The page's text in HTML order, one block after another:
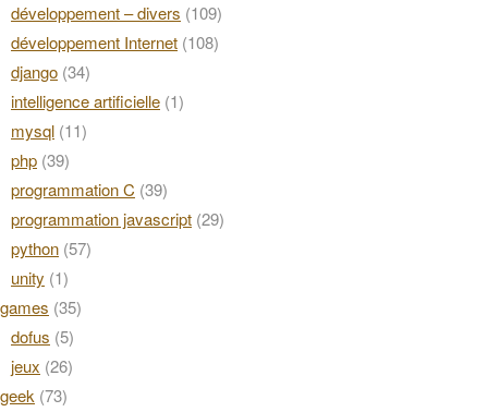
développement – divers (109)
développement Internet (108)
django (34)
intelligence artificielle (1)
mysql (11)
php (39)
programmation C (39)
programmation javascript (29)
python (57)
unity (1)
games (35)
dofus (5)
jeux (26)
geek (73)